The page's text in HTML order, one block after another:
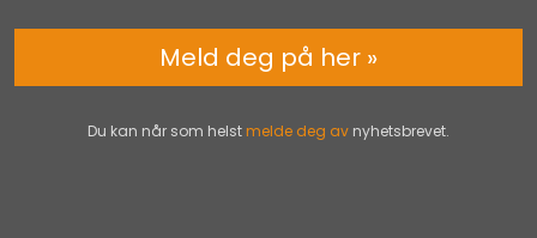
Du kan når som helst melde deg av nyhetsbrevet.
Meld deg på her »